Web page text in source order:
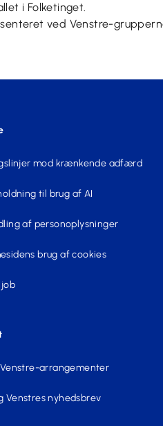
i Folketinget.
ved Venstre-
mod krænkende adfærd
til brug af AI
af personoplysninger
brug af cookies
arrangementer
Venstres nyhedsbrev